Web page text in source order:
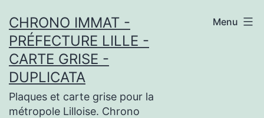
au
contenu
CHRONO IMMAT -
PRÉFECTURE LILLE -
CARTE GRISE -
DUPLICATA
Plaques et carte grise pour la
métropole Lilloise. Chrono
Menu